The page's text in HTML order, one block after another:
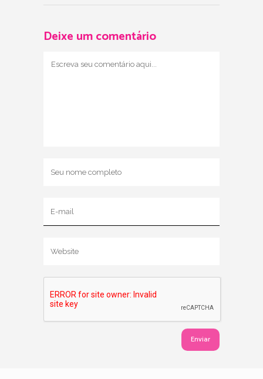
Deixe um comentário